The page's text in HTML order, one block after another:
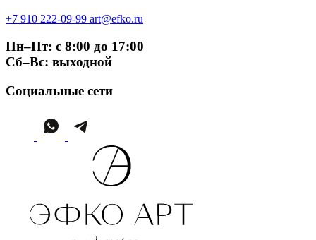
+7 910 222-09-99 art@efko.ru
Пн–Пт: с 8:00 до 17:00
Сб–Вс: выходной
Социальные сети